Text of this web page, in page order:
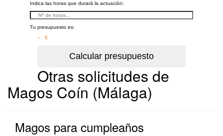
Indica las horas que durará la actuación:
Tu presupuesto es:
– €
Otras solicitudes de
Magos Coín (Málaga)
Magos para cumpleaños